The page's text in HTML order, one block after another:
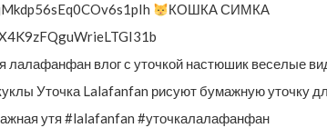
КОШКА СИМКА
влог с уточкой настюшик веселые
Уточка Lalafanfan рисуют бумажную уточку
утя #lalafanfan #уточкалалафанфан